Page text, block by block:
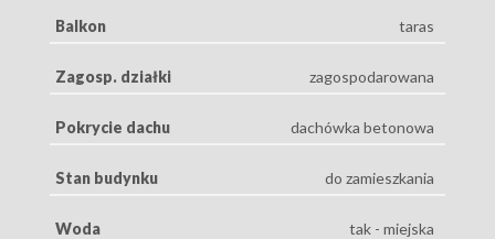
Balkon taras
Zagosp. działki zagospodarowana
Pokrycie dachu dachówka betonowa
Stan budynku do zamieszkania
Woda tak - miejska